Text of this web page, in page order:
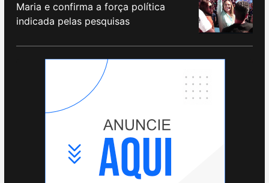
Maria e confirma a força política
indicada pelas pesquisas